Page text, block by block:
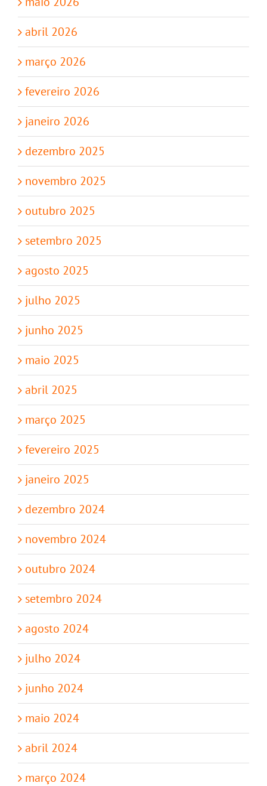
abril 2026
março 2026
fevereiro 2026
janeiro 2026
dezembro 2025
novembro 2025
outubro 2025
setembro 2025
agosto 2025
julho 2025
junho 2025
maio 2025
abril 2025
março 2025
fevereiro 2025
janeiro 2025
dezembro 2024
novembro 2024
outubro 2024
setembro 2024
agosto 2024
julho 2024
junho 2024
maio 2024
abril 2024
março 2024